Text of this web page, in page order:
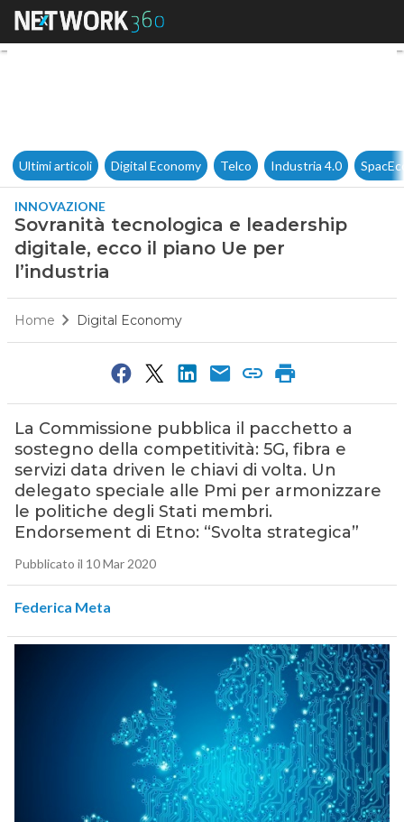
Sovranità tecnologica e
Ultimi articoli Digital Economy Telco Industria 4.0
INNOVAZIONE
Sovranità tecnologica e leadership
digitale, ecco il piano Ue per
l’industria
Home Digital Economy
La Commissione pubblica il pacchetto a
sostegno della competitività: 5G, fibra e
servizi data driven le chiavi di volta. Un
delegato speciale alle Pmi per armonizzare
le politiche degli Stati membri.
Endorsement di Etno: “Svolta strategica”
Pubblicato il 10 Mar 2020
Federica Meta